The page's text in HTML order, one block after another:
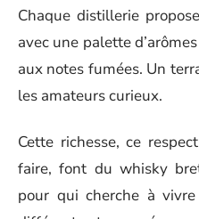
Chaque distillerie
avec une palette
aux notes fumées. Un
les amateurs curieux.
Cette richesse, ce
faire, font du whisky
pour qui cherche à